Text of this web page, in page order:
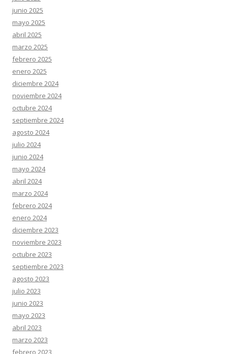
junio 2025
mayo 2025
abril 2025
marzo 2025
febrero 2025
enero 2025
diciembre 2024
noviembre 2024
octubre 2024
septiembre 2024
agosto 2024
julio 2024
junio 2024
mayo 2024
abril 2024
marzo 2024
febrero 2024
enero 2024
diciembre 2023
noviembre 2023
octubre 2023
septiembre 2023
agosto 2023
julio 2023
junio 2023
mayo 2023
abril 2023
marzo 2023
febrero 2023